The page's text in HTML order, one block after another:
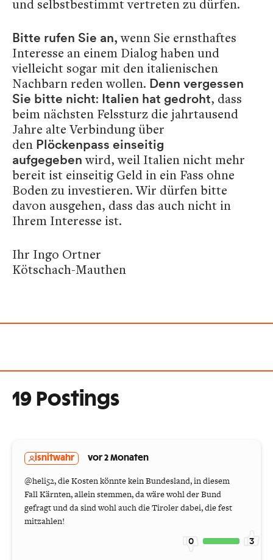
und selbstbestimmt vertreten zu dürfen.
Bitte rufen Sie an, wenn Sie ernsthaftes
Interesse an einem Dialog haben und
vielleicht sogar mit den italienischen
Nachbarn reden wollen. Denn vergessen
Sie bitte nicht: Italien hat gedroht, dass
beim nächsten Felssturz die jahrtausend
Jahre alte Verbindung über
den Plöckenpass einseitig
aufgegeben wird, weil Italien nicht mehr
bereit ist einseitig Geld in ein Fass ohne
Boden zu investieren. Wir dürfen bitte
davon ausgehen, dass das auch nicht in
Ihrem Interesse ist.
Ihr Ingo Ortner
Kötschach-Mauthen
19 Postings
isnitwahr vor 2 Monaten
@heli52, die Kosten könnte kein Bundesland, in diesem
Fall Kärnten, allein stemmen, da wäre wohl der Bund
gefragt und da sind wohl auch die Tiroler dabei, die fest
mitzahlen!
0 3